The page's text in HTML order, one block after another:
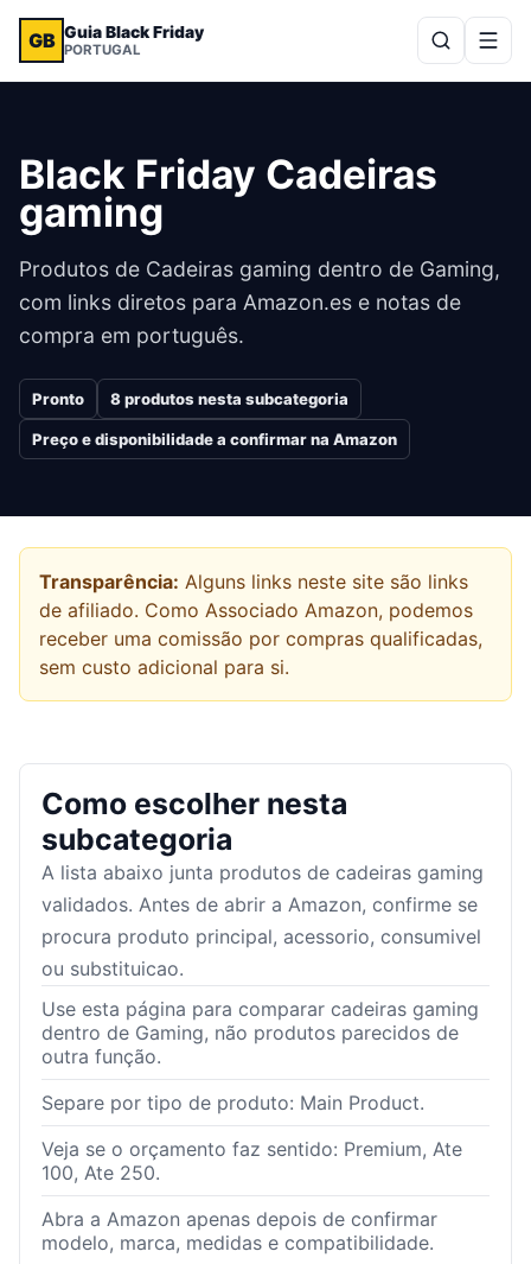
GB Guia Black Friday
PORTUGAL
Black Friday Cadeiras
gaming
Produtos de Cadeiras gaming dentro de Gaming,
com links diretos para Amazon.es e notas de
compra em português.
Pronto 8produtos nesta subcategoria
Preço e disponibilidade a confirmar na Amazon
Transparência: Alguns links neste site são links
de afiliado. Como Associado Amazon, podemos
receber uma comissão por compras qualificadas,
sem custo adicional para si.
Como escolher nesta
subcategoria
A lista abaixo junta produtos de cadeiras gaming
validados. Antes de abrir a Amazon, confirme se
procura produto principal, acessorio, consumivel
ou substituicao.
Use esta página para comparar cadeiras gaming
dentro de Gaming, não produtos parecidos de
outra função.
Separe por tipo de produto: Main Product.
Veja se o orçamento faz sentido: Premium, Ate
100, Ate 250.
Abra a Amazon apenas depois de confirmar
modelo, marca, medidas e compatibilidade.